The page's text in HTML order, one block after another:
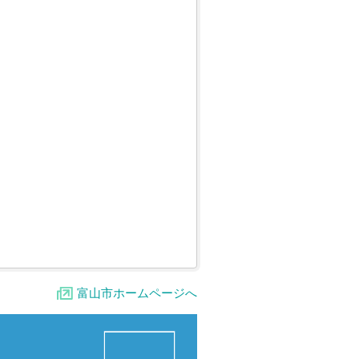
富山市ホームページへ